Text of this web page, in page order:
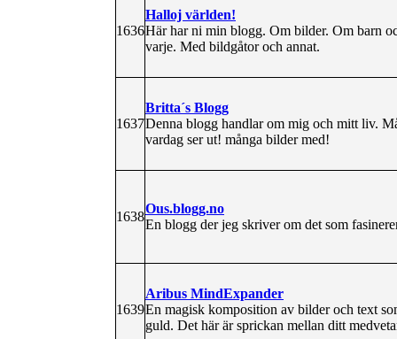
1636
Halloj världen!
Här har ni min blogg. Om bilder. Om barn
varje. Med bildgåtor och annat.
1637
Britta´s Blogg
Denna blogg handlar om mig och mitt liv.
vardag ser ut! många bilder med!
1638
Ous.blogg.no
En blogg der jeg skriver om det som
1639
Aribus MindExpander
En magisk komposition av bilder och text
guld. Det här är sprickan mellan ditt